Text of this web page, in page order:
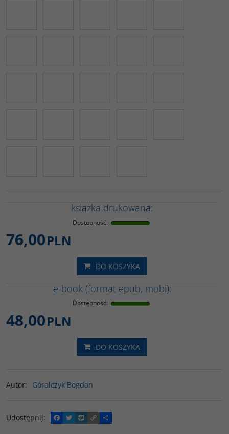
książka drukowana:
Dostępność:
76,00PLN
DO KOSZYKA
e-book (format epub, mobi):
Dostępność:
48,00PLN
DO KOSZYKA
Autor: Góralczyk Bogdan
Udostępnij:
F
a
T
w
W
y
C
o
P
o